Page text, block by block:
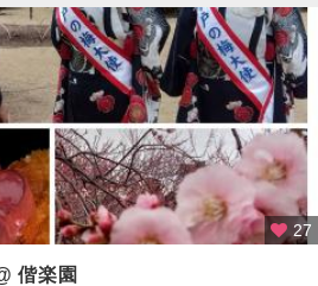
27
偕楽園